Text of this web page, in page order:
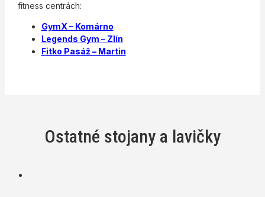
fitness centrách:
GymX – Komárno
Legends Gym – Zlín
Fitko Pasáž – Martin
Ostatné stojany a lavičky